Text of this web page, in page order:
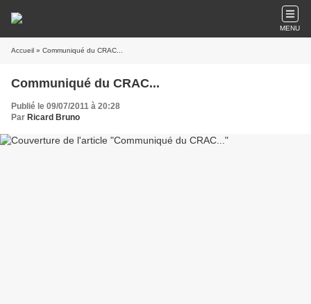
MENU
Accueil » Communiqué du CRAC...
Communiqué du CRAC...
Publié le 09/07/2011 à 20:28
Par Ricard Bruno